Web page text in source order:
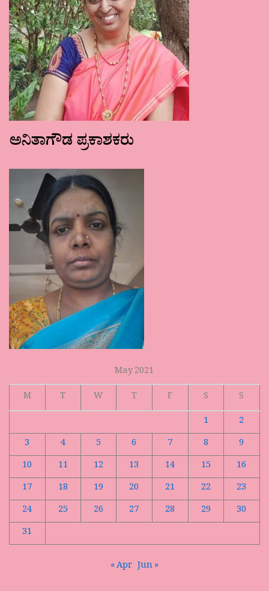
ಅನಿತಾಗೌಡ ಪ್ರಕಾಶಕರು
May 2021
M
T W T F S
S
1
2
3
4 5 6 7 8
9
10
11 12 13 14 15
16
17
18 19 20 21 22
23
24
25 26 27 28 29
30
31
« Apr Jun »